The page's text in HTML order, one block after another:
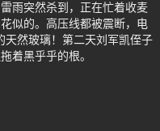
雨突然杀到，正在忙着收麦
似的。高压线都被震断，电
天然玻璃！第二天刘军凯侄子
着黑乎乎的根。